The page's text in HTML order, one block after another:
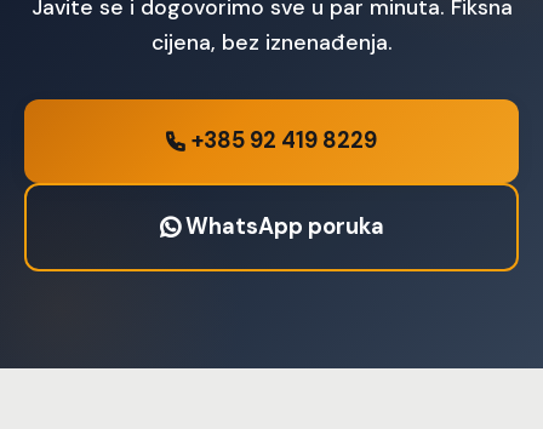
Javite se i dogovorimo sve u par minuta. Fiksna
cijena, bez iznenađenja.
+385 92 419 8229
WhatsApp poruka